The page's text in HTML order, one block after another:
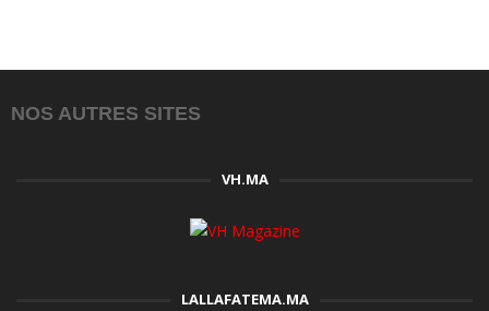
NOS AUTRES SITES
VH.MA
LALLAFATEMA.MA